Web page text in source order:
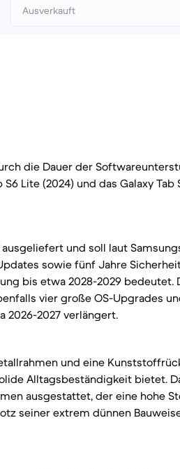
Ausverkauft
die Dauer der
Lite (2024) und das Galaxy Tab
und soll laut
sowie fünf Jahre
bis etwa 2028-2029 bedeutet.
vier große OS-Upgrades
2026-2027 verlängert.
und eine
Alltagsbeständigkeit bietet.
ausgestattet, der eine hohe
seiner extrem dünnen